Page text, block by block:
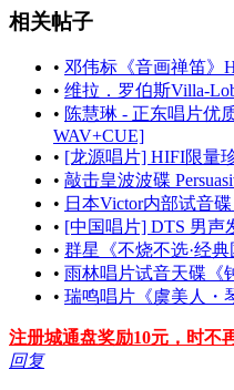
相关帖子
• 邓伟标《音画禅笛》
• 维拉．罗伯斯Villa-
• 陈慧琳 - 正东唱片优
WAV+CUE]
• [龙源唱片] HIFI限量
• 敲击皇波波碟
• 日本Victor内部试音
• [中国唱片] DTS 男声
• 群星《不烧不选·经
• 雨林唱片试音天碟《
• 瑞鸣唱片《虞美人・
注册城通盘奖励10元，时不
回复